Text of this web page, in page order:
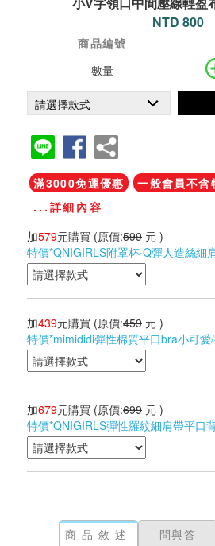
NTD 800
商品編號
數量
滿3000免運優惠
一般會員不含
...詳細內容
加579元購買 (原價:599 元 )
特價*QNIGIRLS附罩杯‧Q彈人造絲細
加439元購買 (原價:459 元 )
特價*mimididi彈性棉質平口bra小可
加679元購買 (原價:699 元 )
特價*QNIGIRLS彈性羅紋細肩帶平口
商品敘述 問與答